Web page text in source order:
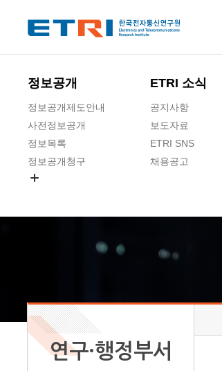
정보공개
정보공개제도안내
사전정보공개
정보목록
정보공개청구
ETRI 소식
공지사항
보도자료
ETRI SNS
채용공고
연구·행정부서